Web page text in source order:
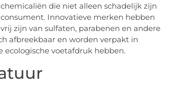
die niet alleen schadelijk zijn
Innovatieve merken hebben
zijn van sulfaten, parabenen en andere
afbreekbaar en worden verpakt in
ecologische voetafdruk hebben.